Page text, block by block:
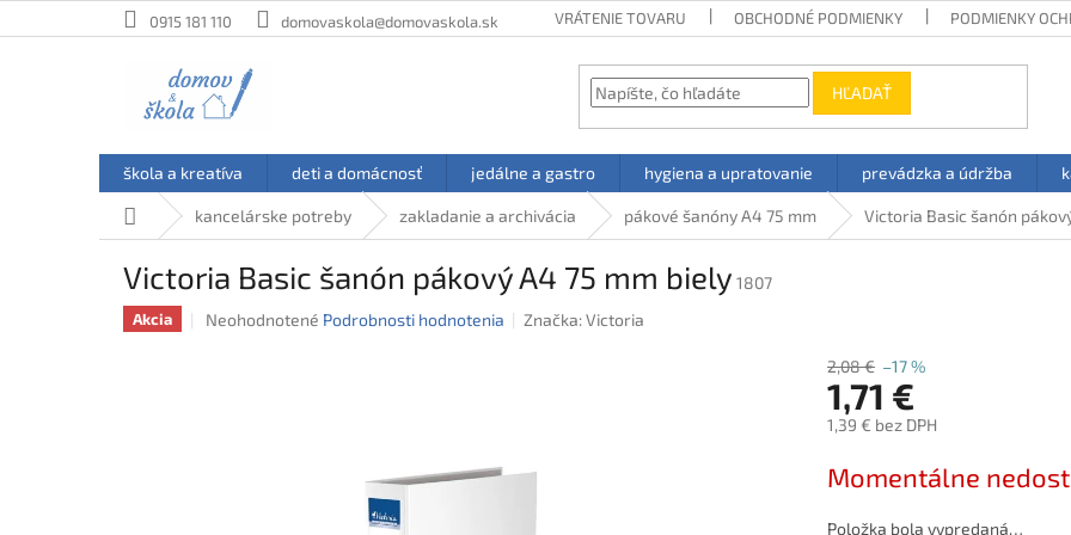
na
0915 181 110 domovaskola@domovaskola.sk VRÁTENIE TOVARU OBCHODNÉ PODMIENKY PODMIENKY
HĽADAŤ
škola a kreatíva deti a domácnosť jedálne a gastro hygiena a upratovanie prevádzka a údržba
Domovkancelárske potreby zakladanie a archivácia pákové šanóny A4 75 mm Victoria Basic šanón
Victoria Basic šanón pákový A4 75 mm biely 1807
Akcia
Priemerné
Neohodnotené Podrobnosti hodnotenia Značka:Victoria
2,08 € –17 %
1,71 €
1,39 € bez DPH
cena:
Momentálne
Položka bola vypredaná…